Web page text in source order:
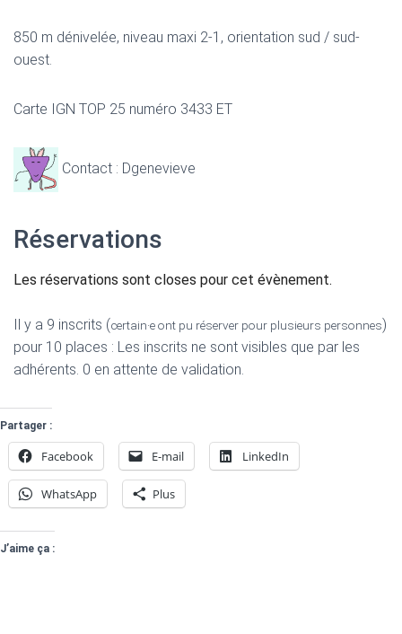
850 m dénivelée, niveau maxi 2-1, orientation sud / sud-
ouest.
Carte IGN TOP 25 numéro 3433 ET
Contact : Dgenevieve
Réservations
Les réservations sont closes pour cet évènement.
Il y a 9 inscrits (certain·e ont pu réserver pour plusieurs personnes)
pour 10 places : Les inscrits ne sont visibles que par les
adhérents. 0 en attente de validation.
Partager :
Facebook E-mail LinkedIn
WhatsApp Plus
J’aime ça :